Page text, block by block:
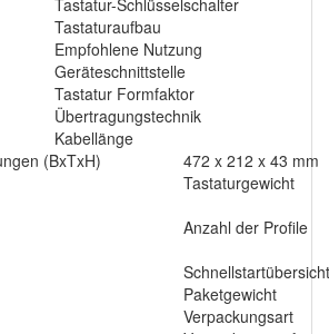
Tastatur-Schlüsselschalter
Tastaturaufbau
Empfohlene Nutzung
Geräteschnittstelle
Tastatur Formfaktor
Übertragungstechnik
Kabellänge
(BxTxH)
472 x 212 x 43 mm
Tastaturgewicht
Anzahl der Profile
Schnellstartübersicht
Paketgewicht
Verpackungsart